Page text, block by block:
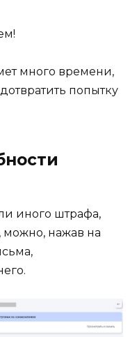
много времени,
попытку
иного штрафа,
нажав на